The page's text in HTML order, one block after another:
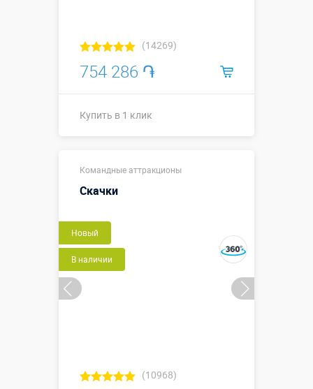
(14269)
754 286 ֏
Купить в 1 клик
Командные аттракционы
Скачки
Новый
В наличии
(10968)